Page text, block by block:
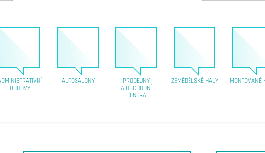
BUDOVY
AUTOSALONY
PRODEJNY
A OBCHODNÍ
CENTRA
ZEMĚDĚLSKÉ HALY MONTOVANÉ